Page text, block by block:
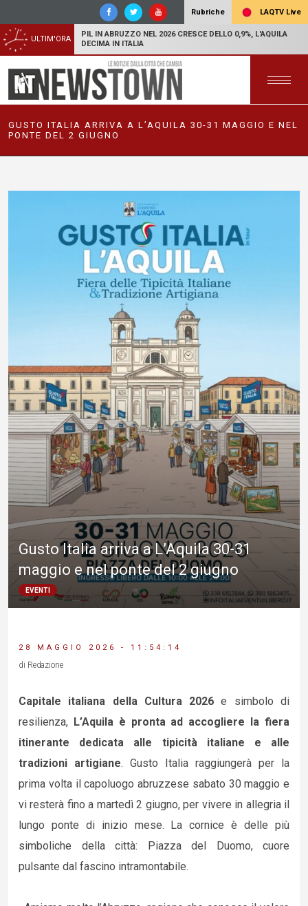
Rubriche LAQTV Live
ULTIM'ORA
PIL IN ABRUZZO NEL 2026 CRESCE DELLO 0,9%, L'AQUILA
DECIMA IN ITALIA
GUSTO ITALIA ARRIVA A L’AQUILA 30-31 MAGGIO E NEL
PONTE DEL 2 GIUGNO
Gusto Italia arriva a L’Aquila 30-31
maggio e nel ponte del 2 giugno
EVENTI
28 MAGGIO 2026 - 11:54:14
di Redazione
Capitale italiana della Cultura 2026 e simbolo di
resilienza, L’Aquila è pronta ad accogliere la fiera
itinerante dedicata alle tipicità italiane e alle
tradizioni artigiane. Gusto Italia raggiungerà per la
prima volta il capoluogo abruzzese sabato 30 maggio e
vi resterà fino a martedì 2 giugno, per vivere in allegria il
lungo ponte di inizio mese. La cornice è delle più
simboliche della città: Piazza del Duomo, cuore
pulsante dal fascino intramontabile.